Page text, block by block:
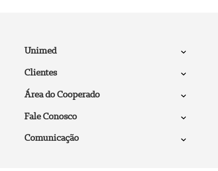
Unimed
Clientes
Área do Cooperado
Fale Conosco
Comunicação